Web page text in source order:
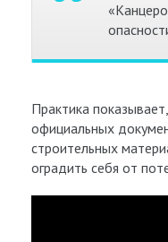
Практика
официальных
строительных
оградить себя от